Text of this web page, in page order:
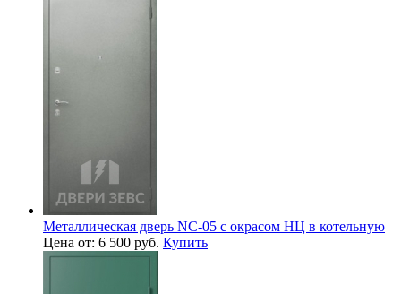
Металлическая дверь NC-05 с окрасом НЦ в котельную
Цена от: 6 500 руб. Купить